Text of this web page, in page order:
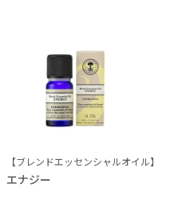
【ブレンドエッセンシャルオイル】
エナジー